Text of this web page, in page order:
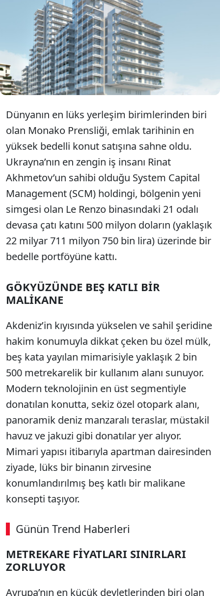
Monako’da bulunan Le Renzo binasındaki 21
odalı çatı katı dairesi, 500 milyon doları aşan
bir bedelle Ukraynalı iş insanı tarafından
satın alınarak dünyanın en pahalı konut satışı
olarak kayıtlara geçti.
Dünyanın en lüks yerleşim birimlerinden biri
olan Monako Prensliği, emlak tarihinin en
yüksek bedelli konut satışına sahne oldu.
Ukrayna’nın en zengin iş insanı Rinat
Akhmetov’un sahibi olduğu System Capital
Management (SCM) holdingi, bölgenin yeni
simgesi olan Le Renzo binasındaki 21 odalı
devasa çatı katını 500 milyon doların (yaklaşık
22 milyar 711 milyon 750 bin lira) üzerinde bir
bedelle portföyüne kattı.
GÖKYÜZÜNDE BEŞ KATLI BİR
MALİKANE
Akdeniz’in kıyısında yükselen ve sahil şeridine
hakim konumuyla dikkat çeken bu özel mülk,
beş kata yayılan mimarisiyle yaklaşık 2 bin
500 metrekarelik bir kullanım alanı sunuyor.
Modern teknolojinin en üst segmentiyle
donatılan konutta, sekiz özel otopark alanı,
panoramik deniz manzaralı teraslar, müstakil
havuz ve jakuzi gibi donatılar yer alıyor.
Mimari yapısı itibarıyla apartman dairesinden
ziyade, lüks bir binanın zirvesine
konumlandırılmış beş katlı bir malikane
konsepti taşıyor.
Günün Trend Haberleri
00:01 / 09:15
Sesi Aç
METREKARE FİYATLARI SINIRLARI
ZORLUYOR
Avrupa’nın en küçük devletlerinden biri olan